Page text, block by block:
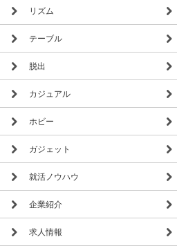
リズム
テーブル
脱出
カジュアル
ホビー
ガジェット
就活ノウハウ
企業紹介
求人情報